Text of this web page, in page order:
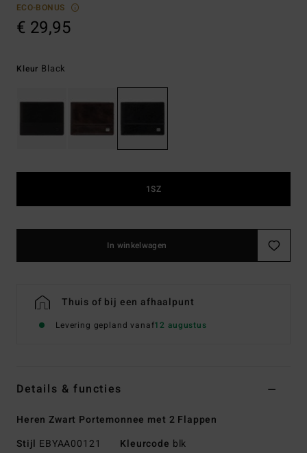
ECO-BONUS
€ 29,95
Kleur Black
1SZ
In winkelwagen
Thuis of bij een afhaalpunt
Levering gepland vanaf12 augustus
Details & functies
Heren Zwart Portemonnee met 2 Flappen
Stijl EBYAA00121 Kleurcode blk